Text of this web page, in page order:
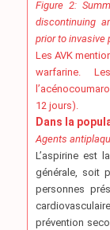
Figure 2:
discontinuing
prior to invasive
Les AVK
warfarine.
12 jours).
Dans la
Agents
L’aspirine est
générale, soit
personnes
prévention